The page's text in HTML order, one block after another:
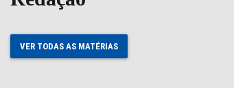
VER TODAS AS MATÉRIAS